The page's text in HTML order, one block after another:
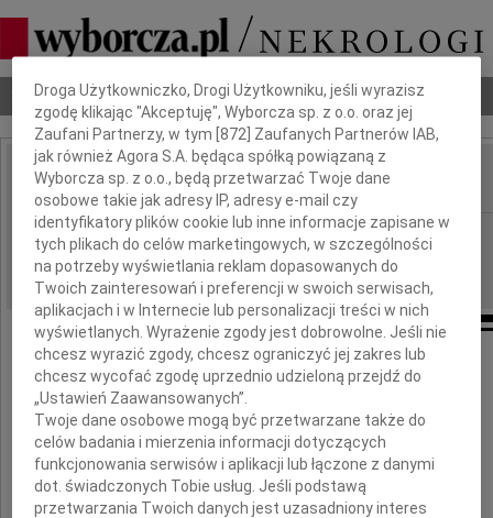
Nekrologi Odeszli Poradnik pogrzebowy
IMIĘ I NAZWISKO:
REGION: Zielona Góra
DATA EMISJI: 04.10.2024
Panu
Marcinowi Jabłońskiemu
Marszałkowski Województwa Lubuskiego
Dbamy o Twoją prywatność
Droga Użytkowniczko, Drogi Użytkowniku, jeśli wyrazisz
zgodę klikając "Akceptuję", Wyborcza sp. z o.o. oraz jej
Zaufani Partnerzy, w tym [872] Zaufanych Partnerów IAB,
jak również Agora S.A. będąca spółką powiązaną z
Wyborcza sp. z o.o., będą przetwarzać Twoje dane
osobowe takie jak adresy IP, adresy e-mail czy
identyfikatory plików cookie lub inne informacje zapisane w
tych plikach do celów marketingowych, w szczególności
na potrzeby wyświetlania reklam dopasowanych do
Twoich zainteresowań i preferencji w swoich serwisach,
aplikacjach i w Internecie lub personalizacji treści w nich
wyświetlanych. Wyrażenie zgody jest dobrowolne. Jeśli nie
chcesz wyrazić zgody, chcesz ograniczyć jej zakres lub
chcesz wycofać zgodę uprzednio udzieloną przejdź do
„Ustawień Zaawansowanych”.
Twoje dane osobowe mogą być przetwarzane także do
celów badania i mierzenia informacji dotyczących
funkcjonowania serwisów i aplikacji lub łączone z danymi
dot. świadczonych Tobie usług. Jeśli podstawą
przetwarzania Twoich danych jest uzasadniony interes